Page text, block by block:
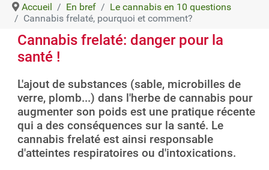
Accueil En bref
Le cannabis en 10 questions
Cannabis frelaté, pourquoi et comment?
Cannabis frelaté: danger pour la
santé !
L'ajout de substances (sable, microbilles de
verre, plomb...) dans l'herbe de cannabis pour
augmenter son poids est une pratique récente
qui a des conséquences sur la santé. Le
cannabis frelaté est ainsi responsable
d'atteintes respiratoires ou d'intoxications.